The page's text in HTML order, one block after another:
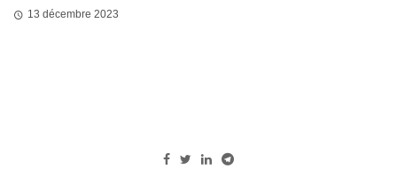
13 décembre 2023